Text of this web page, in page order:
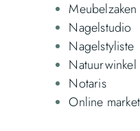
Meubelzaken
Nagelstudio
Nagelstyliste
Natuurwinkel
Notaris
Online